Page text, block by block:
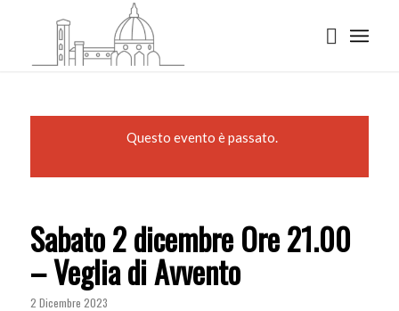
Questo evento è passato.
Sabato 2 dicembre Ore 21.00
– Veglia di Avvento
2 Dicembre 2023